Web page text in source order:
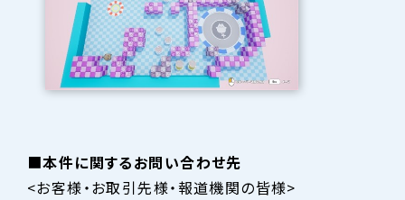
■本件に関するお問い合わせ先
<お客様・お取引先様・報道機関の皆様>